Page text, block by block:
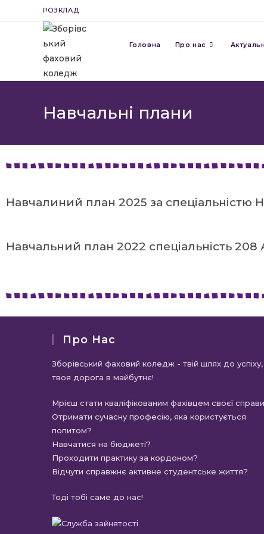
РОЗКЛАД
Головна Про нас
Навчальні плани
Навчалиний план 2025 за спеціальністю
Навчальний план 2022 спеціальність 208
Про Нас
Зборівський фаховий коледж - твій шлях до успіху,
твоя дорога в майбутнє!
Мрієш стати кваліфікованим фахівцем своєї
Отримати сучасну професію, яка користується
попитом?
Навчатися на бюджеті?
Проходити практику за кордоном?
Відчути справжнє активне студентське життя?
Тоді тобі саме до нас!